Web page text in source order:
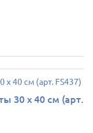
30 х 40 см (арт.